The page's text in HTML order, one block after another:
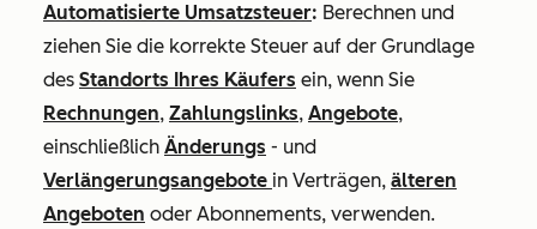
Automatisierte Umsatzsteuer: Berechnen und
ziehen Sie die korrekte Steuer auf der Grundlage
des Standorts Ihres Käufers ein, wenn Sie
Rechnungen, Zahlungslinks, Angebote,
einschließlich Änderungs - und
Verlängerungsangebote in Verträgen, älteren
Angeboten oder Abonnements, verwenden.